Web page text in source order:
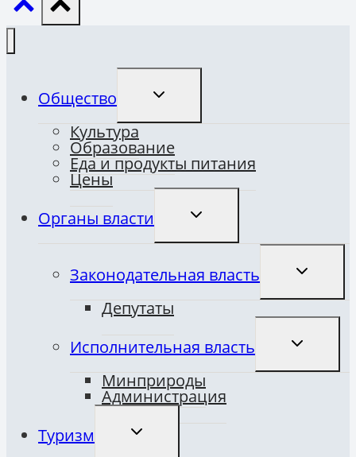
Общество
ПЕРЕКЛЮЧИТЬ
ДОЧЕРНЕЕ
Культура
Образование
Еда и продукты питания
Цены
Органы власти
ПЕРЕКЛЮЧИТЬ
ДОЧЕРНЕЕ
Законодательная власть
Депутаты
Исполнительная власть
Минприроды
Администрация
Туризм
ПЕРЕКЛЮЧИТЬ
ДОЧЕРНЕЕ